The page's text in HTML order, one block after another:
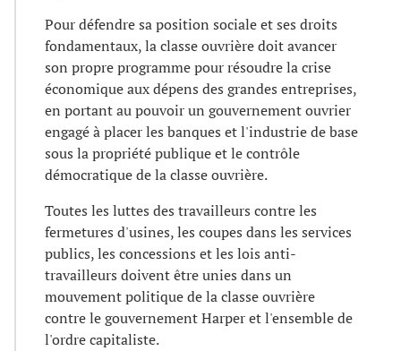
Pour défendre sa position sociale et ses droits
fondamentaux, la classe ouvrière doit avancer
son propre programme pour résoudre la crise
économique aux dépens des grandes entreprises,
en portant au pouvoir un gouvernement ouvrier
engagé à placer les banques et l'industrie de base
sous la propriété publique et le contrôle
démocratique de la classe ouvrière.
Toutes les luttes des travailleurs contre les
fermetures d'usines, les coupes dans les services
publics, les concessions et les lois anti-
travailleurs doivent être unies dans un
mouvement politique de la classe ouvrière
contre le gouvernement Harper et l'ensemble de
l'ordre capitaliste.